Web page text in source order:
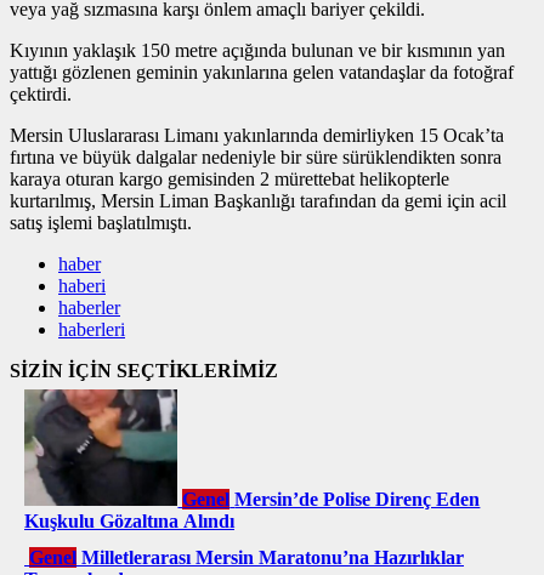
veya yağ sızmasına karşı önlem amaçlı bariyer çekildi.
Kıyının yaklaşık 150 metre açığında bulunan ve bir kısmının yan
yattığı gözlenen geminin yakınlarına gelen vatandaşlar da fotoğraf
çektirdi.
Mersin Uluslararası Limanı yakınlarında demirliyken 15 Ocak’ta
fırtına ve büyük dalgalar nedeniyle bir süre sürüklendikten sonra
karaya oturan kargo gemisinden 2 mürettebat helikopterle
kurtarılmış, Mersin Liman Başkanlığı tarafından da gemi için acil
satış işlemi başlatılmıştı.
haber
haberi
haberler
haberleri
SİZİN İÇİN SEÇTİKLERİMİZ
Genel Mersin’de Polise Direnç Eden
Kuşkulu Gözaltına Alındı
Genel Milletlerarası Mersin Maratonu’na Hazırlıklar